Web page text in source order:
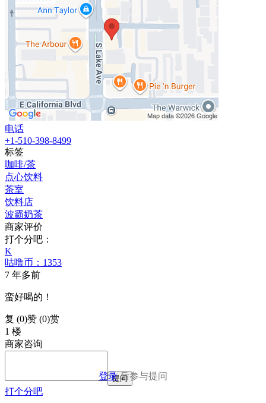
电话
+1-510-398-8499
标签
咖啡/茶
点心饮料
茶室
饮料店
波霸奶茶
商家评价
打个分吧：
K
咕噜币：1353
7 年多前
蛮好喝的！
复 (0)赞 (0)赏
1 楼
商家咨询
登录后参与提问
提问
打个分吧